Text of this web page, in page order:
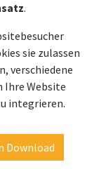
.
sie zulassen
verschiedene
Ihre Website
integrieren.
Download